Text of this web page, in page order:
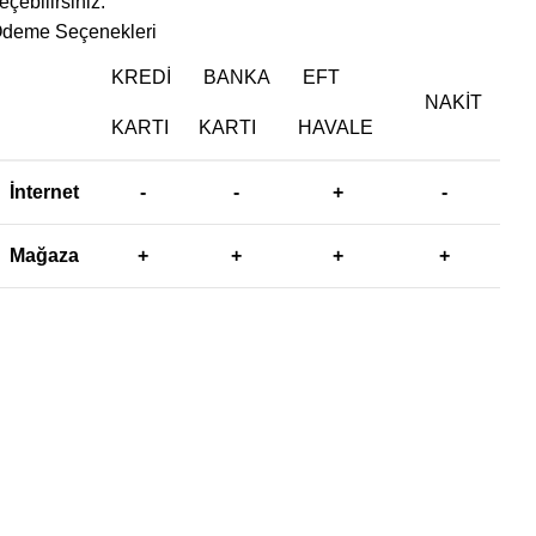
Seçenekleri
KREDI
KARTI
BANKA
KARTI
EFT
HAVALE
NAKIT
İnternet - - + -
Mağaza + + + +